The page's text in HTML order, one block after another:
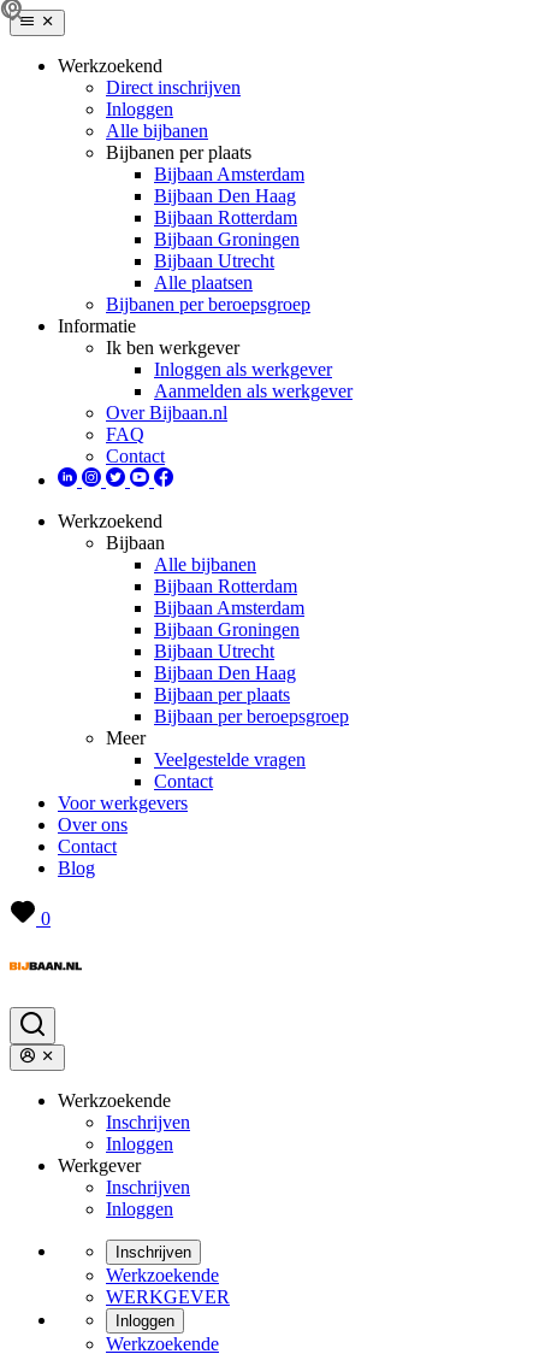
Werkzoekend
Direct inschrijven
Inloggen
Alle bijbanen
Bijbanen per plaats
Bijbaan Amsterdam
Bijbaan Den Haag
Bijbaan Rotterdam
Bijbaan Groningen
Bijbaan Utrecht
Alle plaatsen
Bijbanen per beroepsgroep
Informatie
Ik ben werkgever
Inloggen als werkgever
Aanmelden als werkgever
Over Bijbaan.nl
FAQ
Contact
Werkzoekend
Bijbaan
Alle bijbanen
Bijbaan Rotterdam
Bijbaan Amsterdam
Bijbaan Groningen
Bijbaan Utrecht
Bijbaan Den Haag
Bijbaan per plaats
Bijbaan per beroepsgroep
Meer
Veelgestelde vragen
Contact
Voor werkgevers
Over ons
Contact
Blog
0
Werkzoekende
Inschrijven
Inloggen
Werkgever
Inschrijven
Inloggen
Inschrijven
Werkzoekende
WERKGEVER
Inloggen
Werkzoekende